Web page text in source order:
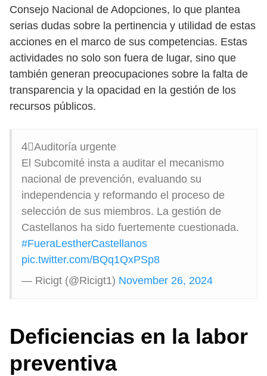
Consejo Nacional de Adopciones, lo que plantea
serias dudas sobre la pertinencia y utilidad de estas
acciones en el marco de sus competencias. Estas
actividades no solo son fuera de lugar, sino que
también generan preocupaciones sobre la falta de
transparencia y la opacidad en la gestión de los
recursos públicos.
4⃣Auditoría urgente
El Subcomité insta a auditar el mecanismo
nacional de prevención, evaluando su
independencia y reformando el proceso de
selección de sus miembros. La gestión de
Castellanos ha sido fuertemente cuestionada.
#FueraLestherCastellanos
pic.twitter.com/BQq1QxPSp8
— Ricigt (@Ricigt1) November 26, 2024
Deficiencias en la labor
preventiva